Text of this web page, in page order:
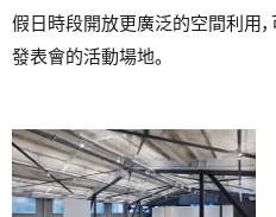
假日時段開放更廣泛的空間利用
發表會的活動場地。